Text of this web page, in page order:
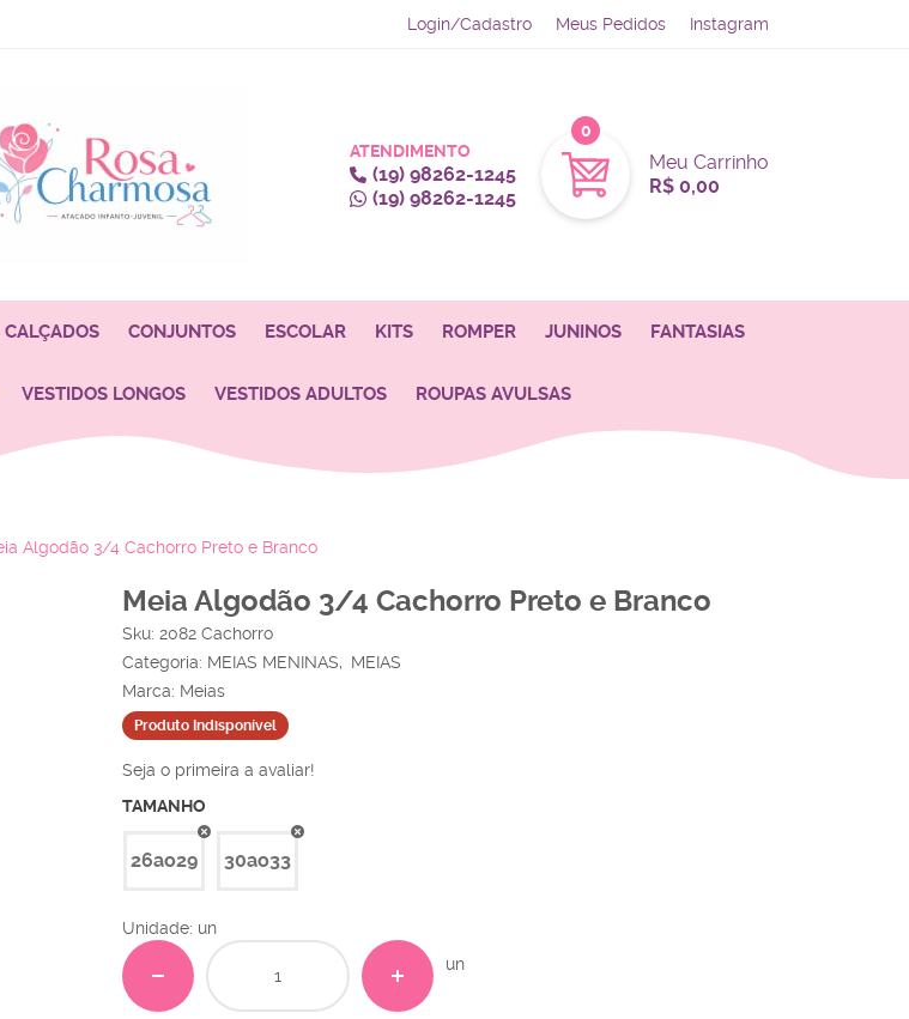
Login/Cadastro Meus Pedidos Instagram
ATENDIMENTO
(19)98262-1245
(19)98262-1245
Meu Carrinho
0
R$ 0,00
CALÇADOS CONJUNTOS ESCOLAR KITS ROMPER JUNINOS FANTASIAS
VESTIDOS LONGOS VESTIDOS ADULTOS ROUPAS AVULSAS
Algodão 3/4 Cachorro Preto e Branco
Meia Algodão 3/4 Cachorro Preto e Branco
Sku: 2082 Cachorro
Categoria: MEIAS MENINAS
MEIAS
Marca: Meias
Produto Indisponível
Seja o primeira a avaliar!
TAMANHO
26ao29 30ao33
Unidade: un
un